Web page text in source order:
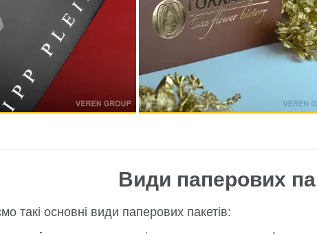
Види паперових
такі основні види паперових пакетів: